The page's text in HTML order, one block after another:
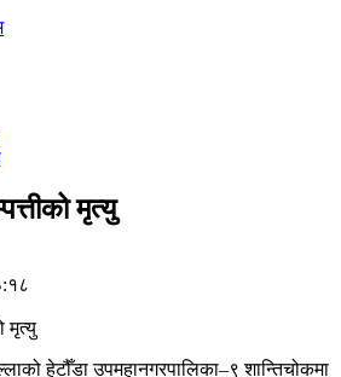
मृत्यु
हेटौँडा उपमहानगरपालिका–९ शान्तिचोकमा